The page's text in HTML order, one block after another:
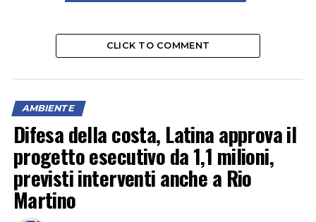
CLICK TO COMMENT
AMBIENTE
Difesa della costa, Latina approva il
progetto esecutivo da 1,1 milioni,
previsti interventi anche a Rio
Martino